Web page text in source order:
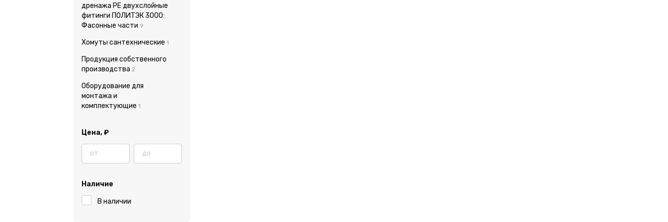
дренажа PE двухслойные
фитинги ПОЛИТЭК 3000:
Фасонные части 9
Хомуты сантехнические 1
Продукция собственного
производства 2
Оборудование для
монтажа и
комплектующие 1
Цена, ₽
Наличие
В наличии